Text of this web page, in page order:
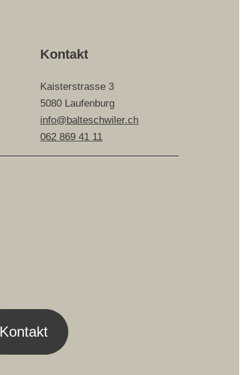
Kontakt
Kaisterstrasse 3
5080 Laufenburg
info@balteschwiler.ch
062 869 41 11
Kontakt